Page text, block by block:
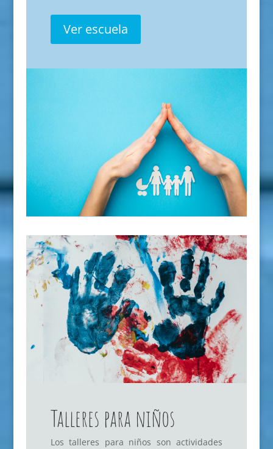
Ver escuela
Talleres para niños
Los talleres para niños son actividades